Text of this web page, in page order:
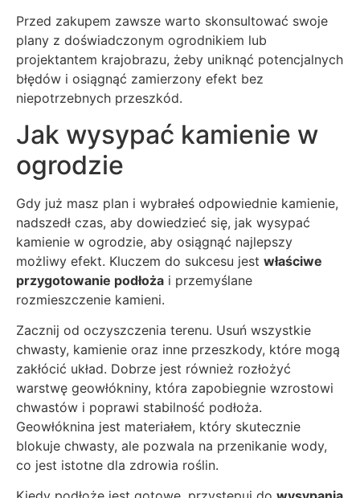
Przed zakupem zawsze warto skonsultować swoje
plany z doświadczonym ogrodnikiem lub
projektantem krajobrazu, żeby uniknąć potencjalnych
błędów i osiągnąć zamierzony efekt bez
niepotrzebnych przeszkód.
Jak wysypać kamienie w
ogrodzie
Gdy już masz plan i wybrałeś odpowiednie kamienie,
nadszedł czas, aby dowiedzieć się, jak wysypać
kamienie w ogrodzie, aby osiągnąć najlepszy
możliwy efekt. Kluczem do sukcesu jest właściwe
przygotowanie podłoża i przemyślane
rozmieszczenie kamieni.
Zacznij od oczyszczenia terenu. Usuń wszystkie
chwasty, kamienie oraz inne przeszkody, które mogą
zakłócić układ. Dobrze jest również rozłożyć
warstwę geowłókniny, która zapobiegnie wzrostowi
chwastów i poprawi stabilność podłoża.
Geowłóknina jest materiałem, który skutecznie
blokuje chwasty, ale pozwala na przenikanie wody,
co jest istotne dla zdrowia roślin.